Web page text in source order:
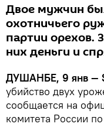
Двое мужчин
охотничьего
партии орехов.
них деньги и
ДУШАНБЕ, 9 янв —
убийство двух
сообщается на
комитета России